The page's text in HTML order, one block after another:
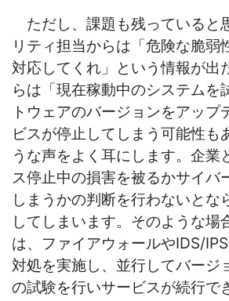
ただし、課題も残っていると
リティ担当からは「危険な脆弱
対応してくれ」という情報が出
らは「現在稼動中のシステムを
トウェアのバージョンをアップ
ビスが停止してしまう可能性も
うな声をよく耳にします。企業
ス停止中の損害を被るかサイバ
しまうかの判断を行わないとな
してしまいます。そのような場
は、ファイアウォールやIDS/
対処を実施し、並行してバージ
の試験を行いサービスが続行で